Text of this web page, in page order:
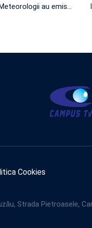
au emis…
Cookies
Strada Pietroasele,